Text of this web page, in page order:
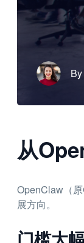
By
从
OpenClaw（
展方向。